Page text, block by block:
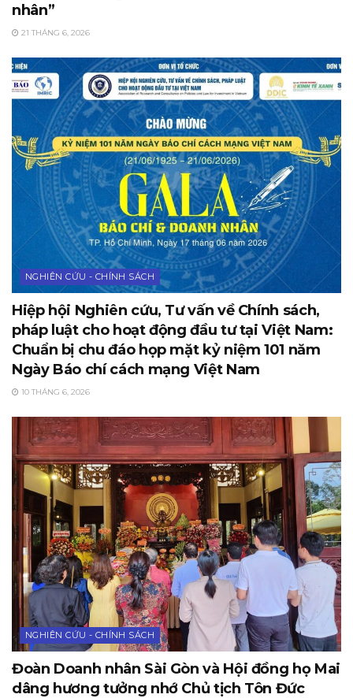
nhân”
21 THÁNG 6, 2026
NGHIÊN CỨU - CHÍNH SÁCH
Hiệp hội Nghiên cứu, Tư vấn về Chính sách,
pháp luật cho hoạt động đầu tư tại Việt Nam:
Chuẩn bị chu đáo họp mặt kỷ niệm 101 năm
Ngày Báo chí cách mạng Việt Nam
10 THÁNG 6, 2026
NGHIÊN CỨU - CHÍNH SÁCH
Đoàn Doanh nhân Sài Gòn và Hội đồng họ Mai
dâng hương tưởng nhớ Chủ tịch Tôn Đức